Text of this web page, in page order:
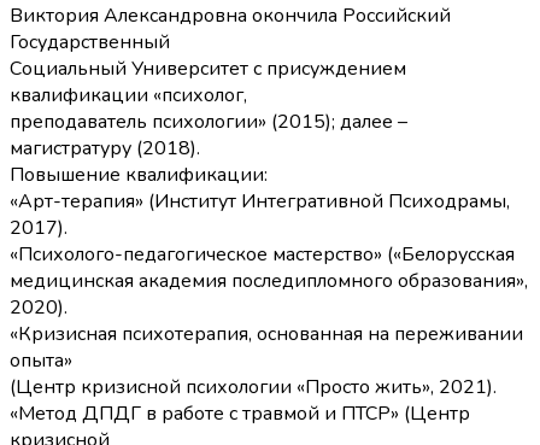
Виктория Александровна окончила Российский
Государственный
Социальный Университет с присуждением
квалификации «психолог,
преподаватель психологии» (2015); далее –
магистратуру (2018).
Повышение квалификации:
«Арт-терапия» (Институт Интегративной Психодрамы,
2017).
«Психолого-педагогическое мастерство» («Белорусская
медицинская академия последипломного образования»,
2020).
«Кризисная психотерапия, основанная на переживании
опыта»
(Центр кризисной психологии «Просто жить», 2021).
«Метод ДПДГ в работе с травмой и ПТСР» (Центр